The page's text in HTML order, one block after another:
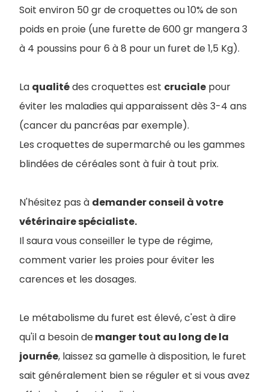
Soit environ 50 gr de croquettes ou 10% de son
poids en proie (une furette de 600 gr mangera 3
à 4 poussins pour 6 à 8 pour un furet de 1,5 Kg).
La qualitédes croquettes est cruciale pour
éviter les maladies qui apparaissent dès 3-4 ans
(cancer du pancréas par exemple).
Les croquettes de supermarché ou les gammes
blindées de céréales sont à fuir à tout prix.
N'hésitez pas à demander conseil à votre
vétérinaire spécialiste.
Il saura vous conseiller le type de régime,
comment varier les proies pour éviter les
carences et les dosages.
Le métabolisme du furet est élevé, c'est à dire
qu'il a besoin demanger tout au long de la
journée, laissez sa gamelle à disposition, le furet
sait généralement bien se réguler et si vous avez